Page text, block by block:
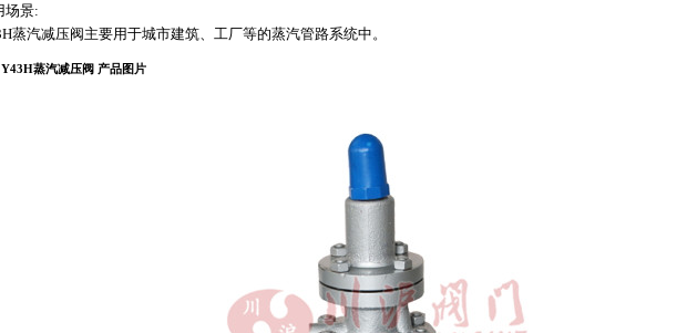
场景:
蒸汽减压阀主要用于城市建筑、工厂等的蒸汽管路系统中。
蒸汽减压阀 产品图片